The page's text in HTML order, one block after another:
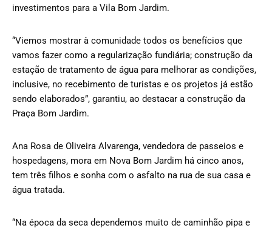
investimentos para a Vila Bom Jardim.
“Viemos mostrar à comunidade todos os benefícios que
vamos fazer como a regularização fundiária; construção da
estação de tratamento de água para melhorar as condições,
inclusive, no recebimento de turistas e os projetos já estão
sendo elaborados”, garantiu, ao destacar a construção da
Praça Bom Jardim.
Ana Rosa de Oliveira Alvarenga, vendedora de passeios e
hospedagens, mora em Nova Bom Jardim há cinco anos,
tem três filhos e sonha com o asfalto na rua de sua casa e
água tratada.
“Na época da seca dependemos muito de caminhão pipa e